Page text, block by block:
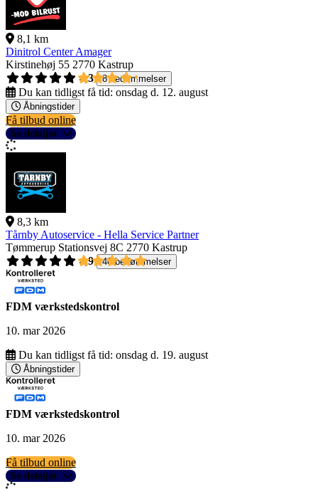
8,1 km
Dinitrol Center Amager
Kirstinehøj 55 2770 Kastrup
4,3
8 bedømmelser
Du kan tidligst få tid: onsdag d. 12. august
Åbningstider
Få tilbud online
Se detaljer
8,3 km
Tårnby Autoservice - Hella Service Partner
Tømmerup Stationsvej 8C 2770 Kastrup
4,9
40 bedømmelser
FDM værkstedskontrol
10. mar 2026
Du kan tidligst få tid: onsdag d. 19. august
Åbningstider
FDM værkstedskontrol
10. mar 2026
Få tilbud online
Se detaljer